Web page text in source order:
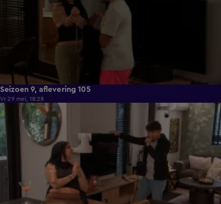
Seizoen 9, aflevering 105
Vr 29 mei, 18:28